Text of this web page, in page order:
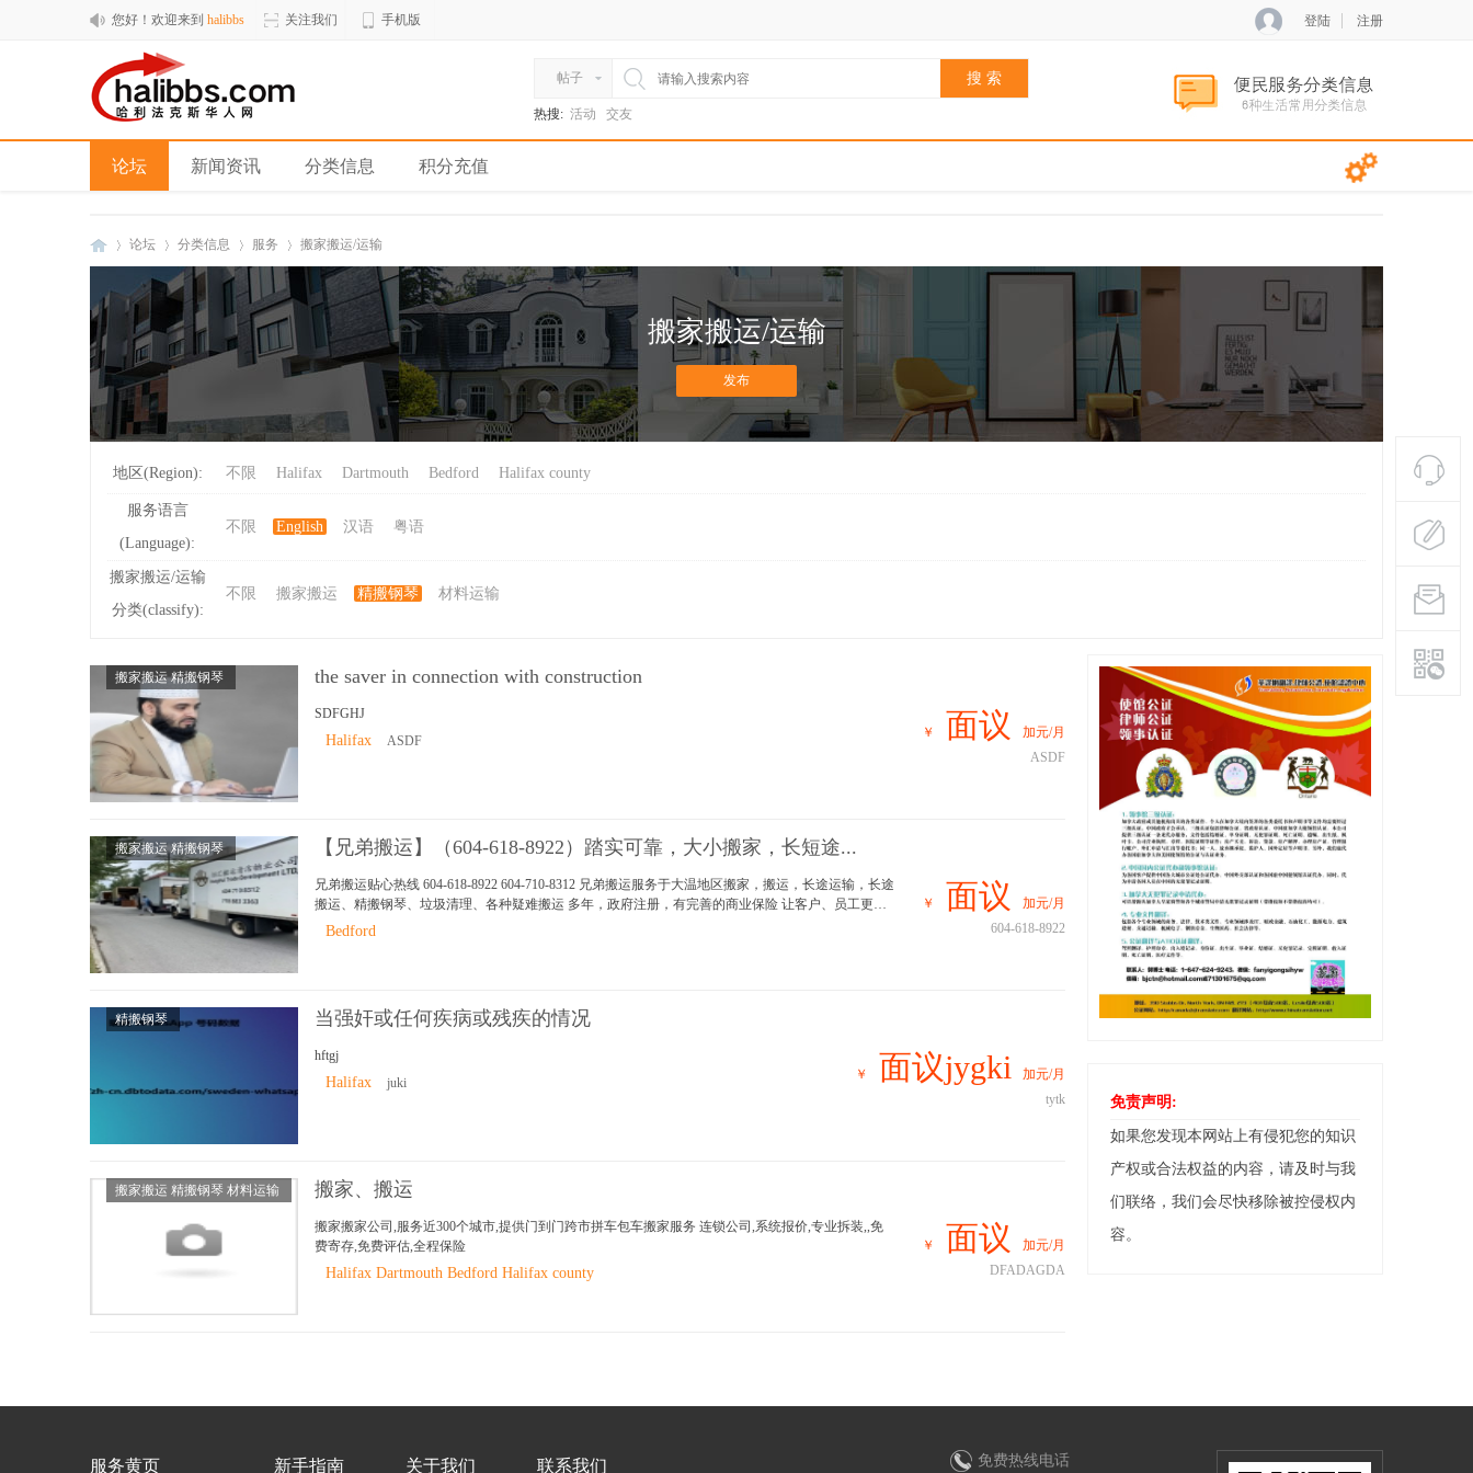
您好！欢迎来到 halibbs 关注我们 手机版 登陆 注册
帖子 搜 索
热搜: 活动 交友
论坛 新闻资讯 分类信息 积分充值
hal
论坛 分类信息
›
服务
›
搬家搬运/运输
搬家搬运/运输
发布
地区(Region): 不限 Halifax Dartmouth Bedford Halifax county
服务语言
(Language):
不限 English 汉语 粤语
搬家搬运/运输
分类(classify):
不限 搬家搬运 精搬钢琴 材料运输
搬家搬运 精搬钢琴 the saver in connection with construction
SDFGHJ
Halifax ASDF
￥ 面议
加元/月
ASDF
搬家搬运 精搬钢琴 【兄弟搬运】（604-618-8922）踏实可靠，大小搬家，长短途...
兄弟搬运贴心热线 604-618-8922 604-710-8312 兄弟搬运服务于大温地区搬家，搬运，长途运输，长途
搬运、精搬钢琴、垃圾清理、各种疑难搬运 多年，政府注册，有完善的商业保险 让客户、员工更踏
实、无后顾之忧！ 本公司有多台厢式货车，我们本着以德为本，以信为先，让您更放心，我们服务
Bedford
￥ 面议
加元/月
604-618-8922
精搬钢琴 当强奸或任何疾病或残疾的情况
hftgj
Halifax juki
￥ 面议jygki
加元/月
tytk
搬家搬运 精搬钢琴 材料运输 搬家、搬运
搬家搬家公司,服务近300个城市,提供门到门跨市拼车包车搬家服务 连锁公司,系统报价,专业拆装,,免
费寄存,免费评估,全程保险
Halifax Dartmouth Bedford Halifax county
￥ 面议
加元/月
DFADAGDA
免责声明:
如果您发现本网站上有侵犯您的知识
产权或合法权益的内容，请及时与我
们联络，我们会尽快移除被控侵权内
容。
服务黄页 新手指南 关于我们 联系我们 免费热线电话